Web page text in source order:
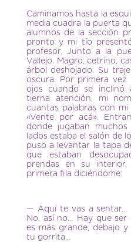
Caminamos hasta la
media cuadra la puerta
alumnos de la sección
pronto y mi tío
profesor. Junto a la
Vallejo. Magro, cetrino,
árbol deshojado. Su
oscura. Por primera
ojos cuando se inclinó
tierna atención, mi
cuantas palabras con
«Vente por acá».
donde jugaban
lados estaba el salón de
puso a levantar la tapa
que estaban
prendas en su
primera fila diciéndome:
— Aquí te vas a sentar…
No, así no… Hay que
es más grande, debajo
tu gorrita…